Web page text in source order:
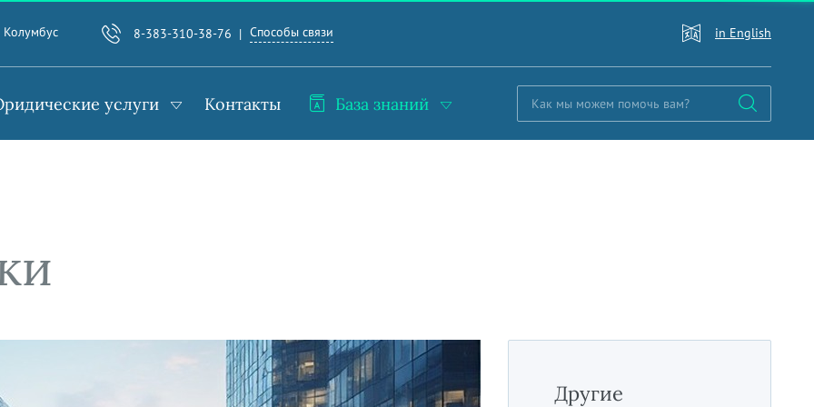
Колумбус 8-383-310-38-76 Способы связи in English
услуги Контакты База знаний
Другие